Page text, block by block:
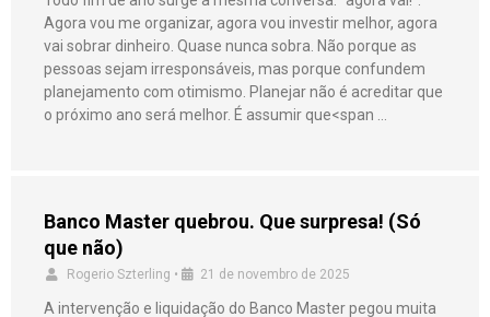
Agora vou me organizar, agora vou investir melhor, agora
vai sobrar dinheiro. Quase nunca sobra. Não porque as
pessoas sejam irresponsáveis, mas porque confundem
planejamento com otimismo. Planejar não é acreditar que
o próximo ano será melhor. É assumir que<span …
Banco Master quebrou. Que surpresa! (Só
que não)
Rogerio Szterling • 21 de novembro de 2025
A intervenção e liquidação do Banco Master pegou muita